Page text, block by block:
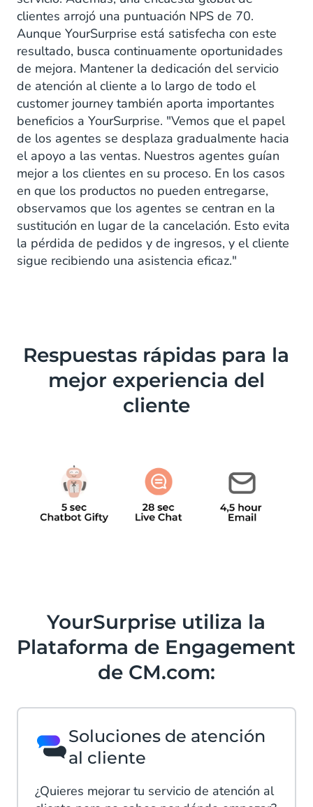
clientes arrojó una puntuación NPS de 70.
Aunque YourSurprise está satisfecha con este
resultado, busca continuamente oportunidades
de mejora. Mantener la dedicación del servicio
de atención al cliente a lo largo de todo el
customer journey también aporta importantes
beneficios a YourSurprise. "Vemos que el papel
de los agentes se desplaza gradualmente hacia
el apoyo a las ventas. Nuestros agentes guían
mejor a los clientes en su proceso. En los casos
en que los productos no pueden entregarse,
observamos que los agentes se centran en la
sustitución en lugar de la cancelación. Esto evita
la pérdida de pedidos y de ingresos, y el cliente
sigue recibiendo una asistencia eficaz."
Respuestas rápidas para la
mejor experiencia del
cliente
YourSurprise utiliza la
Plataforma de Engagement
de CM.com:
Soluciones de atención
al cliente
¿Quieres mejorar tu servicio de atención al